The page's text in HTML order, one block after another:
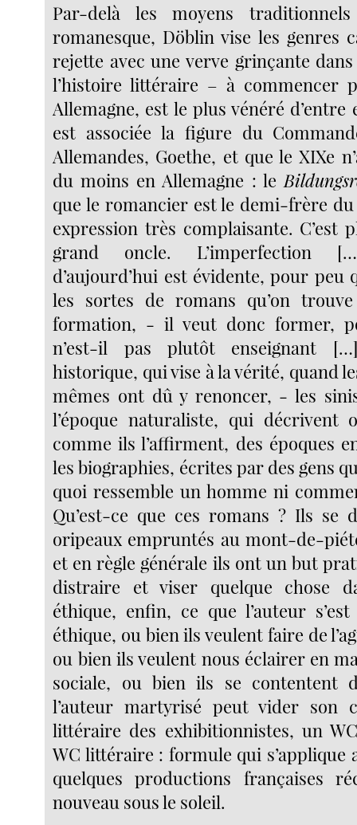
Par-delà les moyens
romanesque, Döblin vise les genres
rejette avec une verve grinçante
l’histoire littéraire – à commencer
Allemagne, est le plus vénéré d’entre
est associée la figure du
Allemandes, Goethe, et que le XIXe
du moins en Allemagne : le
que le romancier est le demi-frère du
expression très complaisante. C’est
grand oncle. L’imperfection
d’aujourd’hui est évidente, pour peu
les sortes de romans qu’on
formation, - il veut donc former,
n’est-il pas plutôt enseignant
historique, qui vise à la vérité, quand
mêmes ont dû y renoncer, - les
l’époque naturaliste, qui décrivent
comme ils l’affirment, des époques
les biographies, écrites par des gens
quoi ressemble un homme ni
Qu’est-ce que ces romans ? Ils se
oripeaux empruntés au mont-de-
et en règle générale ils ont un but
distraire et viser quelque chose
éthique, enfin, ce que l’auteur
éthique, ou bien ils veulent faire de
ou bien ils veulent nous éclairer en
sociale, ou bien ils se contentent
l’auteur martyrisé peut vider son
littéraire des exhibitionnistes, un
WC littéraire : formule qui s’applique
quelques productions françaises
nouveau sous le soleil.